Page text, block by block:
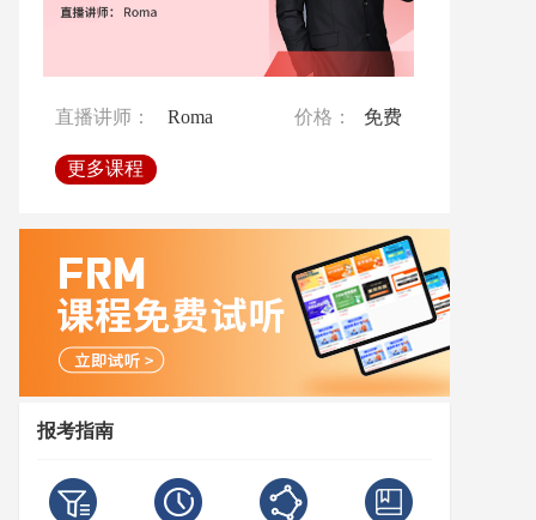
直播讲师： 价格： 免费
更多课程
直播讲师： 价格： 免费
更多课程
直播讲师： Roma 价格： 免费
更多课程
报考指南